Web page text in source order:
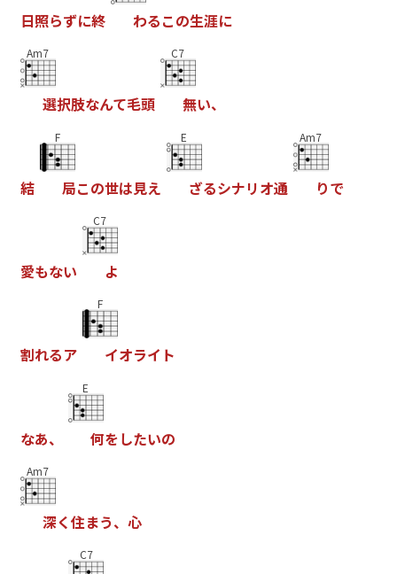
日照らずに終 わるこの生涯に
Am7
選択肢なんて毛頭
C7
無い、
結
F
局この世は見え
E
ざるシナリオ通
Am7
りで
愛もない
C7
よ
割れるア
F
イオライ ト
なあ、
E
何をしたいの
Am7
深く住まう、 心
C7